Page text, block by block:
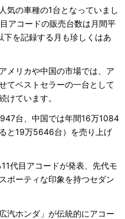
気の車種の1台となっていまし
アコードの販売台数は月間平
を記録する月も珍しくはあ
メリカや中国の市場では、ア
てベストセラーの一台として
けています。
台、中国では年間16万1084
と19万5646台）を売り上げ
代目アコードが発表、先代モ
ポーティな印象を持つセダン
汽ホンダ」が伝統的にアコー